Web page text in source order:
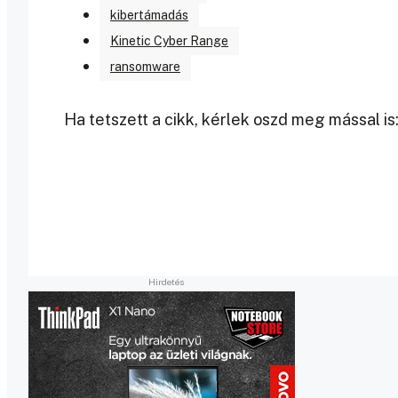
kibertámadás
Kinetic Cyber Range
ransomware
Ha tetszett a cikk, kérlek oszd meg mással is: